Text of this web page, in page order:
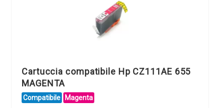
Cartuccia compatibile Hp CZ111AE 655
MAGENTA
Compatibile Magenta